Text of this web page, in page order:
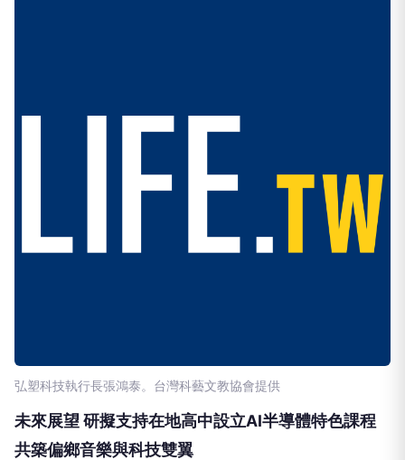
弘塑科技執行長張鴻泰。台灣科藝文教協會提供
未來展望 研擬支持在地高中設立AI半導體特色課程
共築偏鄉音樂與科技雙翼